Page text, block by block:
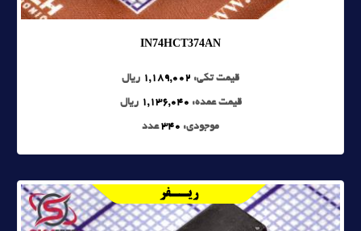
IN74HCT374AN
قیمت تکی: 1,189,002 ریال
قیمت عمده: 1,136,040 ریال
موجودی: 340عدد